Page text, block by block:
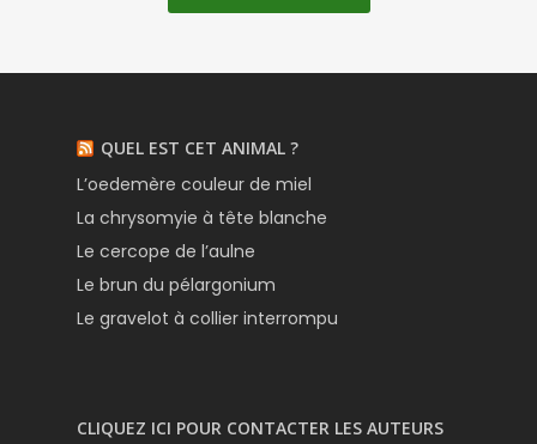
QUEL EST CET ANIMAL ?
L’oedemère couleur de miel
La chrysomyie à tête blanche
Le cercope de l’aulne
Le brun du pélargonium
Le gravelot à collier interrompu
CLIQUEZ ICI POUR CONTACTER LES AUTEURS